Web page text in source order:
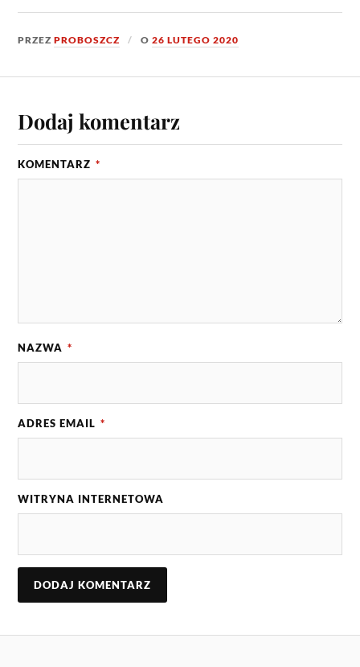
PRZEZPROBOSZCZ O26 LUTEGO 2020
Dodaj komentarz
KOMENTARZ *
NAZWA *
ADRES EMAIL *
WITRYNA INTERNETOWA